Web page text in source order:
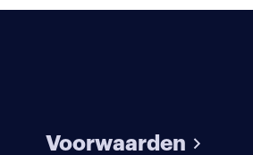
Voorwaarden